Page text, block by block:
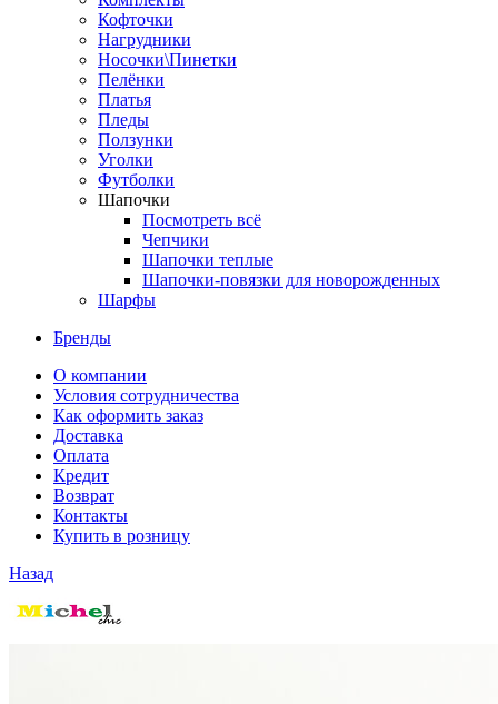
Кофточки
Нагрудники
Носочки\Пинетки
Пелёнки
Платья
Пледы
Ползунки
Уголки
Футболки
Шапочки
Посмотреть всё
Чепчики
Шапочки теплые
Шапочки-повязки для новорожденных
Шарфы
Бренды
О компании
Условия сотрудничества
Как оформить заказ
Доставка
Оплата
Кредит
Возврат
Контакты
Купить в розницу
Назад